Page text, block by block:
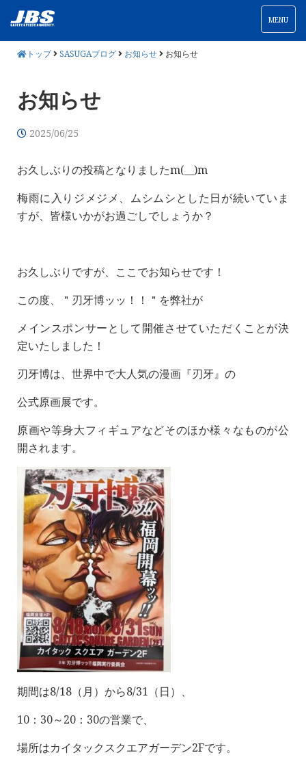
MENU
トップ SASUGAブログ お知らせ お知らせ
お知らせ
2025/06/25
お久しぶりの投稿となりましたm(__)m
梅雨に入りジメジメ、ムシムシとした日が続いていま
すが、皆様いかがお過ごしでしょうか？
お久しぶりですが、ここでお知らせです！
この度、＂刃牙博ッッ！！＂を弊社が
メインスポンサーとして開催させていただくことが決
定いたしました！
刃牙博は、世界中で大人気の漫画『刃牙』の
公式原画展です。
原画や等身大フィギュアなどそのほか様々なものが公
開されます。
期間は8/18（月）から8/31（日）、
10：30～20：30の営業で、
場所はカイタックスクエアガーデン2Fです。